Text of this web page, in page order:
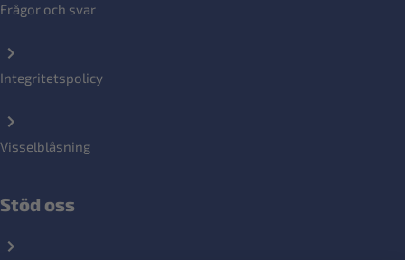
Frågor och svar
Integritetspolicy
Visselblåsning
Stöd oss